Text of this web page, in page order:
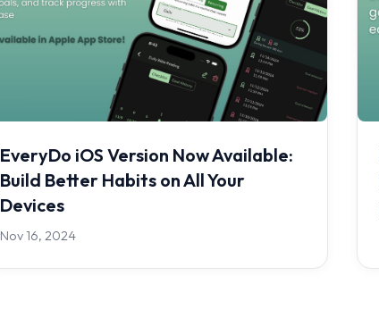
EveryDo iOS Version Now Available:
Build Better Habits on All Your
Devices
Nov 16, 2024